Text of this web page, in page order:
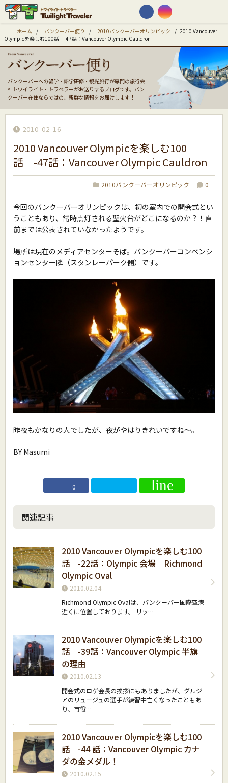
ホーム / バンクーバー便り / 2010バンクーバーオリンピック / 2010 Vancouver
Olympicを楽しむ100話 -47話：Vancouver Olympic Cauldron
バンクーバーへの留学・語学研修・観光旅行が専門の旅行会
社トワイライト・トラベラーがお送りするブログです。バン
クーバー在住ならではの、新鮮な情報をお届けします！
2010-02-16
2010 Vancouver Olympicを楽しむ100
話 -47話：Vancouver Olympic Cauldron
2010バンクーバーオリンピック 0
今回のバンクーバーオリンピックは、初の室内での開会式とい
うこともあり、常時点灯される聖火台がどこになるのか？！直
前までは公表されていなかったようです。
場所は現在のメディアセンターそば。バンクーバーコンベンシ
ョンセンター隣（スタンレーパーク側）です。
昨夜もかなりの人でしたが、夜がやはりきれいですね〜。
BY Masumi
0
関連記事
2010 Vancouver Olympicを楽しむ100
話 -22話：Olympic 会場 Richmond
Olympic Oval
2010.02.04
Richmond Olympic Ovalは、バンクーバー国際空港
近くに位置しております。 リッ…
2010 Vancouver Olympicを楽しむ100
話 -39話：Vancouver Olympic 半旗
の理由
2010.02.13
開会式のロゲ会長の挨拶にもありましたが、グルジ
アのリュージュの選手が練習中亡くなったこともあ
り、市役…
2010 Vancouver Olympicを楽しむ100
話 -44 話：Vancouver Olympic カナ
ダの金メダル！
2010.02.15